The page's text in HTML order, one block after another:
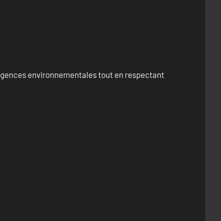
environnementales tout en respectant